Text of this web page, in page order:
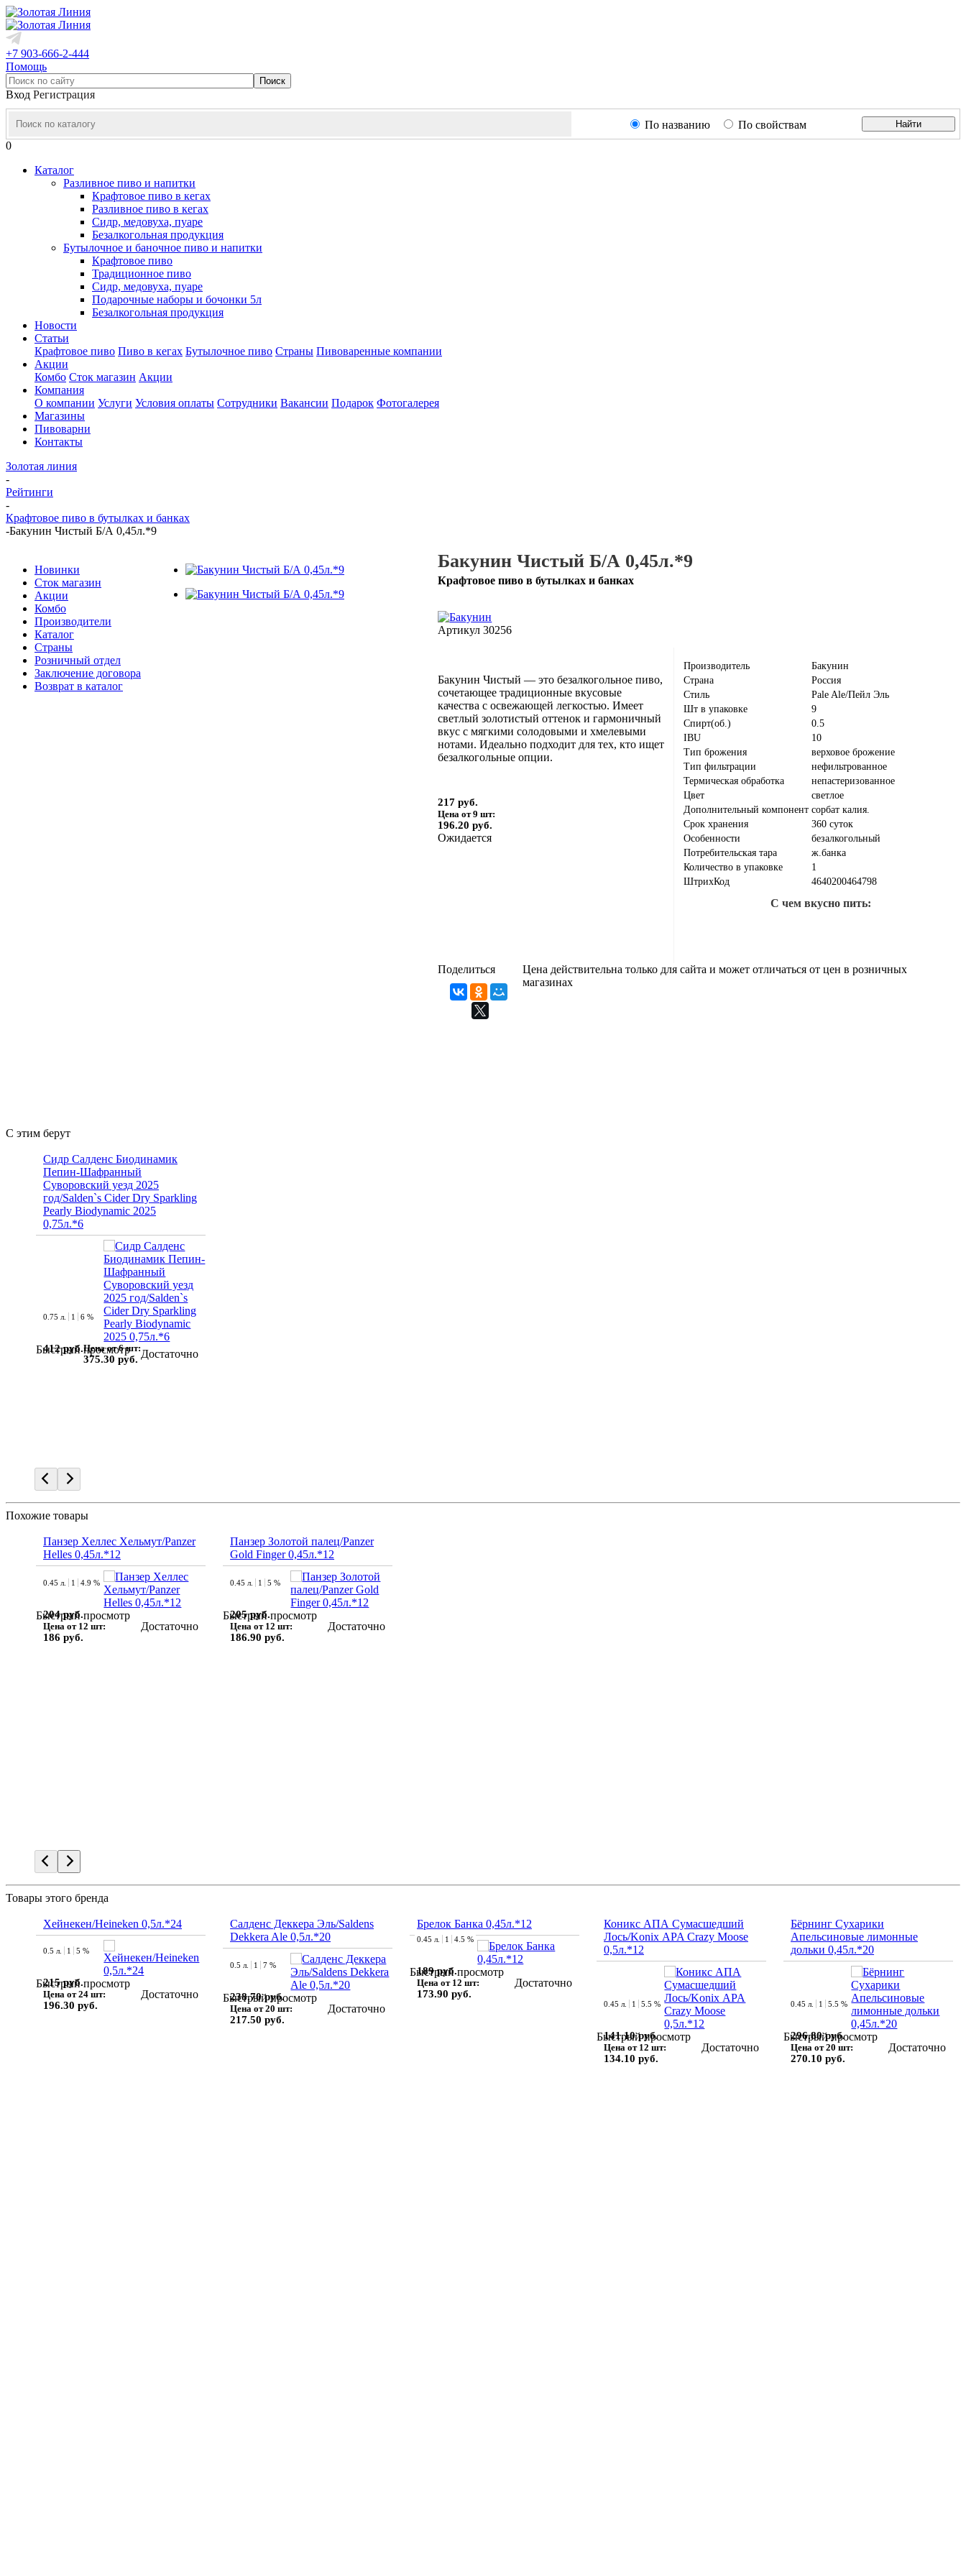
+7 903-666-2-444
Помощь
Вход Регистрация
По названию По свойствам Найти
0
Каталог
Разливное пиво и напитки
Крафтовое пиво в кегах
Разливное пиво в кегах
Сидр, медовуха, пуаре
Безалкогольная продукция
Бутылочное и баночное пиво и напитки
Крафтовое пиво
Традиционное пиво
Сидр, медовуха, пуаре
Подарочные наборы и бочонки 5л
Безалкогольная продукция
Новости
Статьи
Крафтовое пиво Пиво в кегах Бутылочное пиво Страны Пивоваренные компании
Акции
Комбо Сток магазин Акции
Компания
О компании Услуги Условия оплаты Сотрудники Вакансии Подарок Фотогалерея
Магазины
Пивоварни
Контакты
Золотая линия
-
Рейтинги
-
Крафтовое пиво в бутылках и банках
-Бакунин Чистый Б/А 0,45л.*9
Новинки
Сток магазин
Акции
Комбо
Производители
Каталог
Страны
Розничный отдел
Заключение договора
Возврат в каталог
Бакунин Чистый Б/А 0,45л.*9
Крафтовое пиво в бутылках и банках
Артикул 30256
Бакунин Чистый — это безалкогольное пиво,
сочетающее традиционные вкусовые
качества с освежающей легкостью. Имеет
светлый золотистый оттенок и гармоничный
вкус с мягкими солодовыми и хмелевыми
нотами. Идеально подходит для тех, кто ищет
безалкогольные опции.
217 руб.
Цена от 9 шт:
196.20 руб.
Ожидается
Производитель
Бакунин
Страна
Россия
Стиль
Pale Ale/Пейл Эль
Шт в упаковке
9
Спирт(об.)
0.5
IBU
10
Тип брожения
верховое брожение
Тип фильтрации
нефильтрованное
Термическая обработка
непастеризованное
Цвет
светлое
Дополнительный компонент сорбат калия.
Срок хранения
360 суток
Особенности
безалкогольный
Потребительская тара
ж.банка
Количество в упаковке
1
ШтрихКод
4640200464798
С чем вкусно пить:
Поделиться
Цена действительна только для сайта и может отличаться от цен в розничных
магазинах
С этим берут
Сидр Салденс Биодинамик
Пепин-Шафранный
Суворовский уезд 2025
год/Salden`s Cider Dry Sparkling
Pearly Biodynamic 2025
0,75л.*6
Быстрый просмотр
0.75 л. 1 6 %
412 руб.Цена от 6 шт:
375.30 руб. Достаточно
Похожие товары
Панзер Хеллес Хельмут/Panzer
Helles 0,45л.*12
Быстрый просмотр
0.45 л. 1 4.9 %
204 руб.
Цена от 12 шт:
186 руб.
Достаточно
Панзер Золотой палец/Panzer
Gold Finger 0,45л.*12
Быстрый просмотр
0.45 л. 1 5 %
205 руб.
Цена от 12 шт:
186.90 руб.
Достаточно
Товары этого бренда
Хейнекен/Heineken 0,5л.*24
Быстрый просмотр
0.5 л. 1 5 %
215 руб.
Цена от 24 шт:
196.30 руб.
Достаточно
Салденс Деккера Эль/Saldens
Dekkera Ale 0,5л.*20
Быстрый просмотр
0.5 л. 1 7 %
238.70 руб.
Цена от 20 шт:
217.50 руб.
Достаточно
Брелок Банка 0,45л.*12
Быстрый просмотр
0.45 л. 1 4.5 %
189 руб.
Цена от 12 шт:
173.90 руб.
Достаточно
Коникс АПА Сумасшедший
Лось/Konix АPA Crazy Moose
0,5л.*12
Быстрый просмотр
0.45 л. 1 5.5 %
141.10 руб.
Цена от 12 шт:
134.10 руб.
Достаточно
Бёрнинг Сухарики
Апельсиновые лимонные
дольки 0,45л.*20
Быстрый просмотр
0.45 л. 1 5.5 %
296.80 руб.
Цена от 20 шт:
270.10 руб.
Достаточно